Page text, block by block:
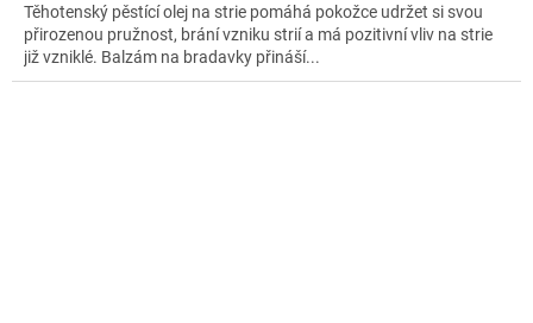
Těhotenský pěstící olej na strie pomáhá pokožce udržet si svou
přirozenou pružnost, brání vzniku strií a má pozitivní vliv na strie
již vzniklé. Balzám na bradavky přináší...